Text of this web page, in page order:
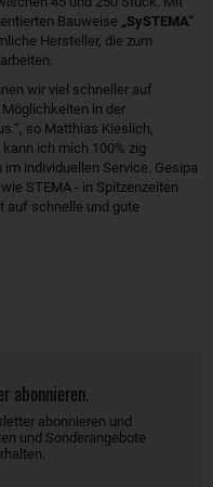
Bauweise „SySTEMA“
Hersteller, die zum
wir viel schneller auf
in der
so Matthias Kieslich,
ich mich 100% zig
individuellen Service. Gesipa
STEMA - in Spitzenzeiten
auf schnelle und gute
abonnieren.
abonnieren und
und Sonderangebote